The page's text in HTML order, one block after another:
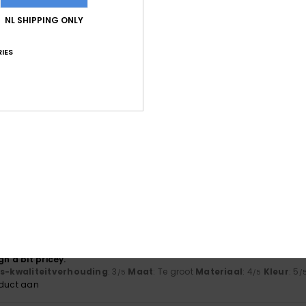
kwaliteitverhouding
great fit
a bit pricey.
kwaliteitverhouding: 3 /5 Maat: Te groot Materiaal: 4/5 Kleur: 5 /5
aan
NL SHIPPING ONLY